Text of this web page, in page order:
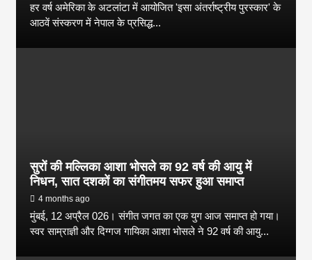
हर वर्ष अमेरिका के अटलांटा में आयोजित 'इसा अंतर्राष्ट्रीय पुरस्कार' के
आठवें संस्करण में नेपाल के प्रसिद्ध...
सुरों की मल्लिका आशा भोसले का 92 वर्ष की आयु में
निधन, सात दशकों का संगीतमय सफर हुआ समाप्त
4 months ago
मुंबई, 12 अप्रैल 026। संगीत जगत का एक युग आज समाप्त हो गया।
स्वर साम्राज्ञी और दिग्गज गायिका आशा भोसले ने 92 वर्ष की आयु...